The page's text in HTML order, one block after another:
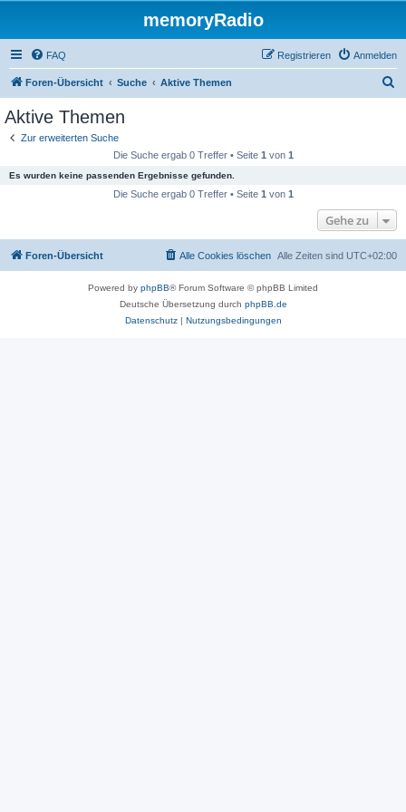
memoryRadio
FAQ Anmelden
Registrieren
Foren-Übersicht Suche Aktive Themen
Aktive Themen
Zur erweiterten Suche
Die Suche ergab 0 Treffer • Seite 1 von 1
Es wurden keine passenden Ergebnisse gefunden.
Die Suche ergab 0 Treffer • Seite 1 von 1
Gehe zu
Foren-Übersicht Alle Zeiten sind UTC+02:00
Alle Cookies löschen
Powered by phpBB® Forum Software © phpBB Limited
Deutsche Übersetzung durch phpBB.de
Datenschutz| Nutzungsbedingungen